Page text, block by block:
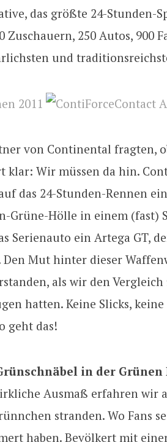
das größte 24-Stunden-
Zuschauern, 250 Autos, 900
und
von Continental fragten,
klar: Wir müssen da hin.
das 24-Stunden-Rennen
Grüne-Hölle in einem (fast)
Serienauto ein Artega GT,
Den Mut hinter dieser
als wir den Vergleich
hatten. Keine Slicks,
geht das!
in der Grünen
Ausmaß erfahren wir
stranden. Wo Fans
haben. Bevölkert mit